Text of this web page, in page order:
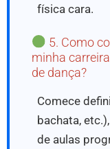
física cara.
5. Como
minha
de dança?
Comece
bachata,
de aulas